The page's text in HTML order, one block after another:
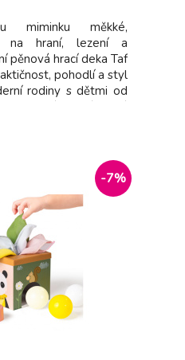
miminku měkké,
na hraní, lezení a
pěnová hrací deka Taf
pohodlí a styl
rodiny s dětmi od
-7%